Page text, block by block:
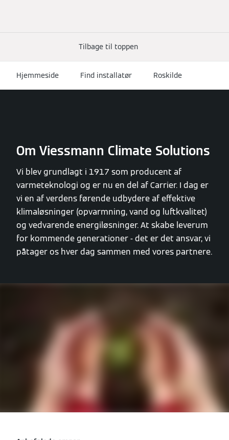
Tilbage til toppen
Hjemmeside Find installatør Roskilde
Om Viessmann Climate Solutions
Vi blev grundlagt i 1917 som producent af
varmeteknologi og er nu en del af Carrier. I dag er
vi en af verdens førende udbydere af effektive
klimaløsninger (opvarmning, vand og luftkvalitet)
og vedvarende energiløsninger. At skabe leverum
for kommende generationer - det er det ansvar, vi
påtager os hver dag sammen med vores partnere.